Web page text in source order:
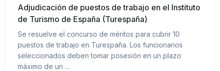
Adjudicación de puestos de trabajo en el Instituto
de Turismo de España (Turespaña)
Se resuelve el concurso de méritos para cubrir 10
puestos de trabajo en Turespaña. Los funcionarios
seleccionados deben tomar posesión en un plazo
máximo de un ...